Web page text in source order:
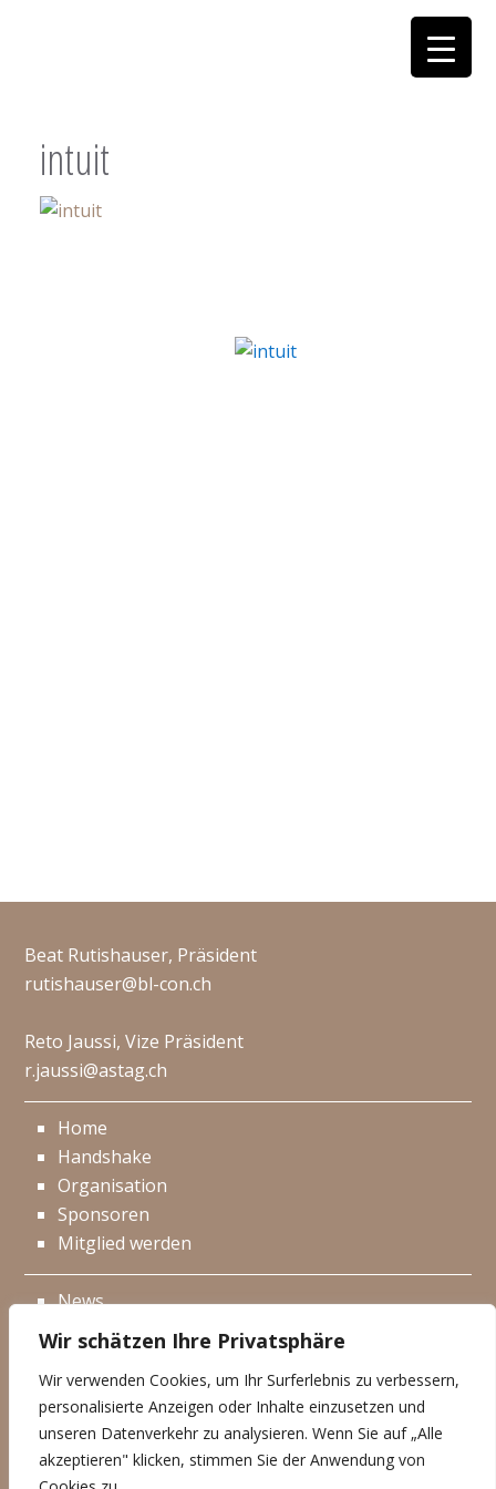
Wir schätzen Ihre Privatsphäre
Wir verwenden Cookies, um Ihr Surferlebnis zu verbessern,
personalisierte Anzeigen oder Inhalte einzusetzen und
unseren Datenverkehr zu analysieren. Wenn Sie auf „Alle
akzeptieren" klicken, stimmen Sie der Anwendung von
intuit
Beat Rutishauser, Präsident
rutishauser@bl-con.ch
Reto Jaussi, Vize Präsident
r.jaussi@astag.ch
Home
Handshake
Organisation
Sponsoren
Mitglied werden
News
Events
Kontakt
Impressum
Datenschutzerklärung